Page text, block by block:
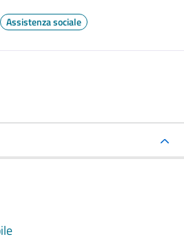
Assistenza sociale